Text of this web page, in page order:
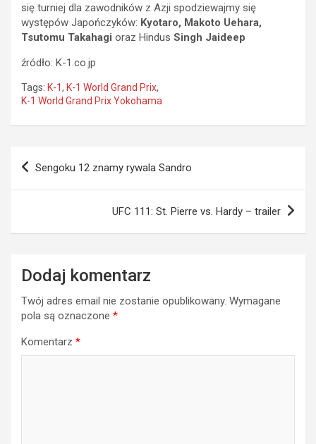
się turniej dla zawodników z Azji spodziewajmy się
występów Japończyków: Kyotaro, Makoto Uehara,
Tsutomu Takahagi oraz Hindus Singh Jaideep
źródło: K-1.co.jp
Tags: K-1, K-1 World Grand Prix,
K-1 World Grand Prix Yokohama
Nawigacja
wpisu
Sengoku 12 znamy rywala Sandro
UFC 111: St. Pierre vs. Hardy – trailer
Dodaj komentarz
Twój adres email nie zostanie opublikowany. Wymagane
pola są oznaczone *
Komentarz *